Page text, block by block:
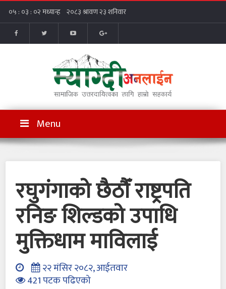
Menu
रघुगंगाको छैठौँ राष्ट्रपति
रनिङ शिल्डको उपाधि
मुक्तिधाम माविलाई
२२ मंसिर २०८२, आईतवार
421 पटक पढिएको